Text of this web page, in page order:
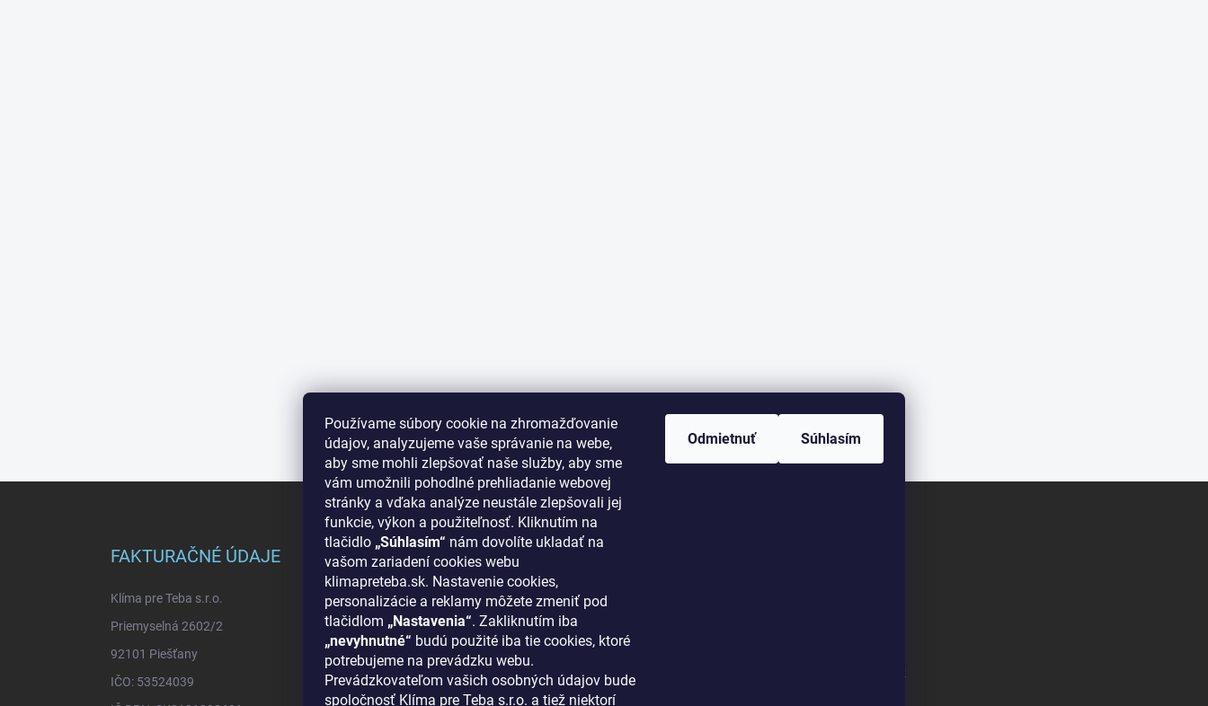
Používame súbory cookie na zhromažďovanie
údajov, analyzujeme vaše správanie na webe,
aby sme mohli zlepšovať naše služby, aby sme
vám umožnili pohodlné prehliadanie webovej
stránky a vďaka analýze neustále zlepšovali jej
funkcie, výkon a použiteľnosť. Kliknutím na
tlačidlo „Súhlasím“ nám dovolíte ukladať na
vašom zariadení cookies webu
klimapreteba.sk. Nastavenie cookies,
personalizácie a reklamy môžete zmeniť pod
tlačidlom „Nastavenia“. Zakliknutím iba
„nevyhnutné“ budú použité iba tie cookies, ktoré
potrebujeme na prevádzku webu.
Prevádzkovateľom vašich osobných údajov bude
spoločnosť Klíma pre Teba s.r.o. a tiež niektorí
Odmietnuť Súhlasím
FAKTURAČNÉ ÚDAJE
Klíma pre Teba s.r.o.
Priemyselná 2602/2
92101 Piešťany
IČO: 53524039
INFORMÁCIE PRE VÁS
O nás
Ako nakupovať
Bonusový systém
Reklamácie a vrátenie tovaru
https://www.facebook.com/klimapreteba.sk